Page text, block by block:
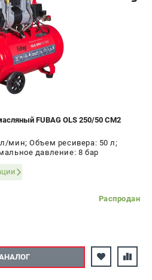
FUBAG OLS 250/50 CM2
мин; Объем ресивера: 50 л;
давление: 8 бар
Распродан